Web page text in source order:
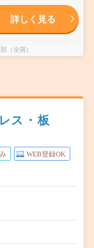
詳しく見る
（全国）
ス・板
WEB登録OK